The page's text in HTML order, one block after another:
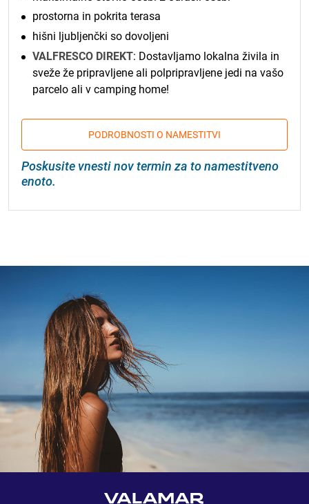
prostorna in pokrita terasa
hišni ljubljenčki so dovoljeni
VALFRESCO DIREKT: Dostavljamo lokalna živila in
sveže že pripravljene ali polpripravljene jedi na vašo
parcelo ali v camping home!
PODROBNOSTI O NAMESTITVI
Poskusite vnesti nov termin za to namestitveno
enoto.